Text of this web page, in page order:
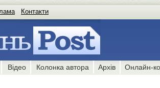
Контакти
Відео Колонка автора Архів Онлайн-